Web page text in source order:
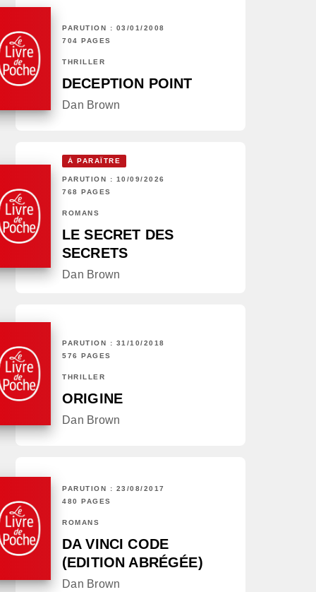
PARUTION : 03/01/2008
704 PAGES
THRILLER
DECEPTION POINT
Dan Brown
À PARAÎTRE
PARUTION : 10/09/2026
768 PAGES
ROMANS
LE SECRET DES
SECRETS
Dan Brown
PARUTION : 31/10/2018
576 PAGES
THRILLER
ORIGINE
Dan Brown
PARUTION : 23/08/2017
480 PAGES
ROMANS
DA VINCI CODE
(EDITION ABRÉGÉE)
Dan Brown